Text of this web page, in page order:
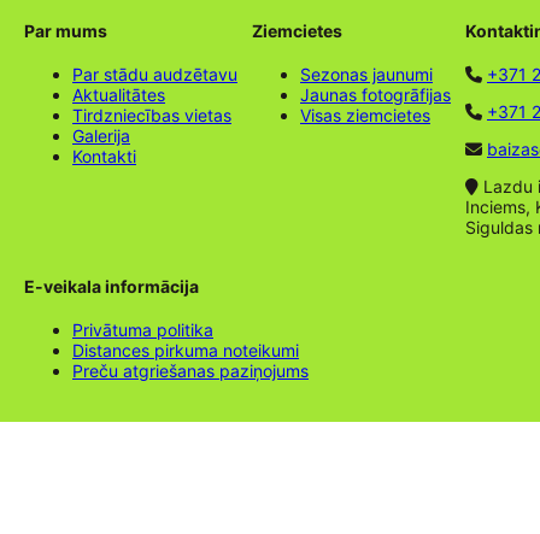
Par mums
Par stādu audzētavu
Aktualitātes
Tirdzniecības vietas
Galerija
Kontakti
Ziemcietes
Sezonas jaunumi
Jaunas fotogrāfijas
Visas ziemcietes
+371
+371
Lazdu
Inciems,
Siguldas
E-veikala informācija
Privātuma politika
Distances pirkuma noteikumi
Preču atgriešanas paziņojums